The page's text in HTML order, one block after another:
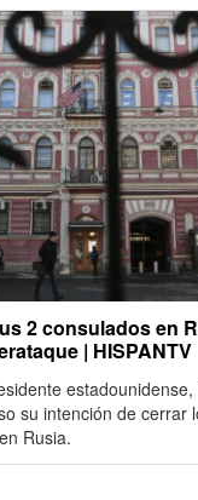
2 consulados en
| HISPANTV
su intención de cerrar
Rusia.